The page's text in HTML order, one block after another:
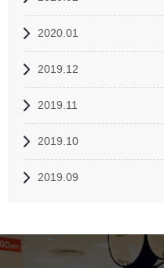
2020.01
2019.12
2019.11
2019.10
2019.09